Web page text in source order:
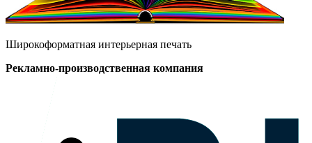
Широкоформатная интерьерная печать
Рекламно-производственная компания